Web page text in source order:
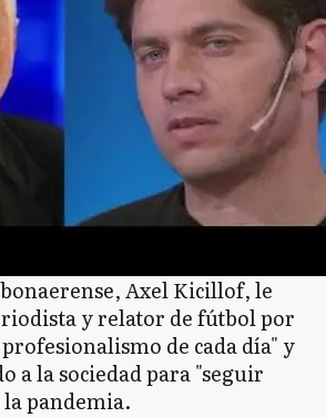
Axel Kicillof, le
y relator de fútbol por
de cada día" y
a la sociedad para "seguir
la pandemia.